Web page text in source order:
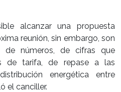
alcanzar una propuesta
reunión, sin embargo, son
de números, de cifras que
de tarifa, de repase a las
energética entre
el canciller.